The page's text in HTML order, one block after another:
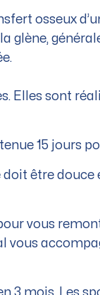
osseux
sont
15 jours
être
vous
3 mois. Les